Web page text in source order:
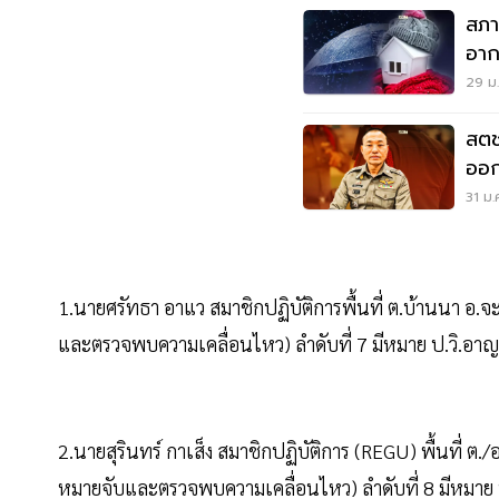
สภ
อา
น้อ
29 ม
สต
ออ
นา
31 ม
1.นายศรัทธา อาแว สมาชิกปฏิบัติการพื้นที่ ต.บ้านนา อ.
และตรวจพบความเคลื่อนไหว) ลำดับที่ 7 มีหมาย ป.วิ.อา
2.นายสุรินทร์ กาเส็ง สมาชิกปฏิบัติการ (REGU) พื้นที่ ต
หมายจับและตรวจพบความเคลื่อนไหว) ลำดับที่ 8 มีหมา